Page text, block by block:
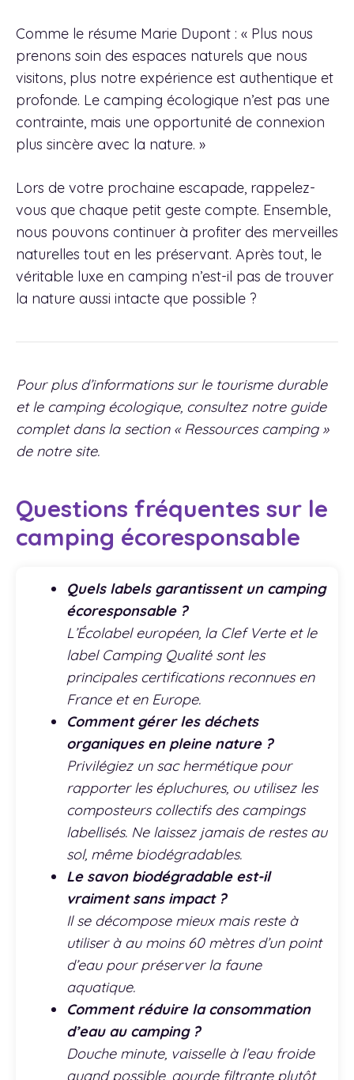
Comme le résume Marie Dupont : « Plus nous
prenons soin des espaces naturels que nous
visitons, plus notre expérience est authentique et
profonde. Le camping écologique n’est pas une
contrainte, mais une opportunité de connexion
plus sincère avec la nature. »
Lors de votre prochaine escapade, rappelez-
vous que chaque petit geste compte. Ensemble,
nous pouvons continuer à profiter des merveilles
naturelles tout en les préservant. Après tout, le
véritable luxe en camping n’est-il pas de trouver
la nature aussi intacte que possible ?
Pour plus d’informations sur le tourisme durable
et le camping écologique, consultez notre guide
complet dans la section « Ressources camping »
de notre site.
Questions fréquentes sur le
camping écoresponsable
Quels labels garantissent un camping
écoresponsable ?
L’Écolabel européen, la Clef Verte et le
label Camping Qualité sont les
principales certifications reconnues en
France et en Europe.
Comment gérer les déchets
organiques en pleine nature ?
Privilégiez un sac hermétique pour
rapporter les épluchures, ou utilisez les
composteurs collectifs des campings
labellisés. Ne laissez jamais de restes au
sol, même biodégradables.
Le savon biodégradable est-il
vraiment sans impact ?
Il se décompose mieux mais reste à
utiliser à au moins 60 mètres d’un point
d’eau pour préserver la faune
aquatique.
Comment réduire la consommation
d’eau au camping ?
Douche minute, vaisselle à l’eau froide
quand possible, gourde filtrante plutôt